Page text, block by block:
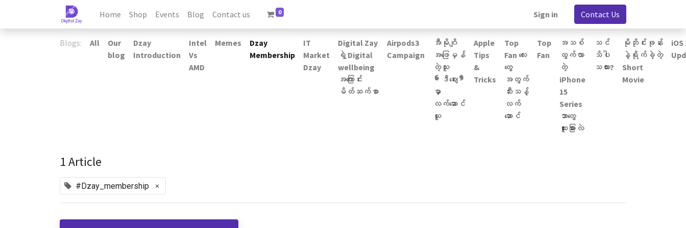
Home Shop Events Blog Contact us 0 Sign in Contact Us
Blogs: All
Our
blog
Dzay
Introduction
Intel
Vs
AMD
Memes
Dzay
Membership
IT
Market
Dzay
Digital Zay
ရဲ့ Digital
wellbeing
အကြောင်း
မိတ်ဆက်စာ
Airpods3
Campaign
အီမိုဂျိ
အဖြေမှန်
တဲ့သူ
❛ဒီဈေး❜
မှာ
လက်ဆောင်
ယူ
Apple
Tips
&
Tricks
Top
Fan လေး
တွေ
အတွက်
သီးသန့်
လက်​
ဆောင်
Top
Fan
အသစ်
ထွက်လာ
တဲ့
iPhone
15
Series
ဘာတွေ
ထူးခြားလဲ
သင်
သိပါ
သလား?
မိုဘိုင်းဖုန်း
နဲ့ရိုက်ခဲ့တဲ့
Short
Movie
iOS
1 Article
#Dzay_membership ×